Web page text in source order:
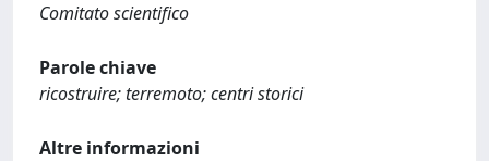
Comitato scientifico
Parole chiave
ricostruire; terremoto; centri storici
Altre informazioni